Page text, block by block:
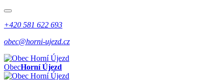
+420 581 622 693
obec@horni-ujezd.cz
ObecHorní Újezd